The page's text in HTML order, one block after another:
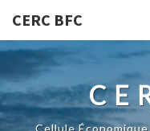
CERC BFC
Cellule